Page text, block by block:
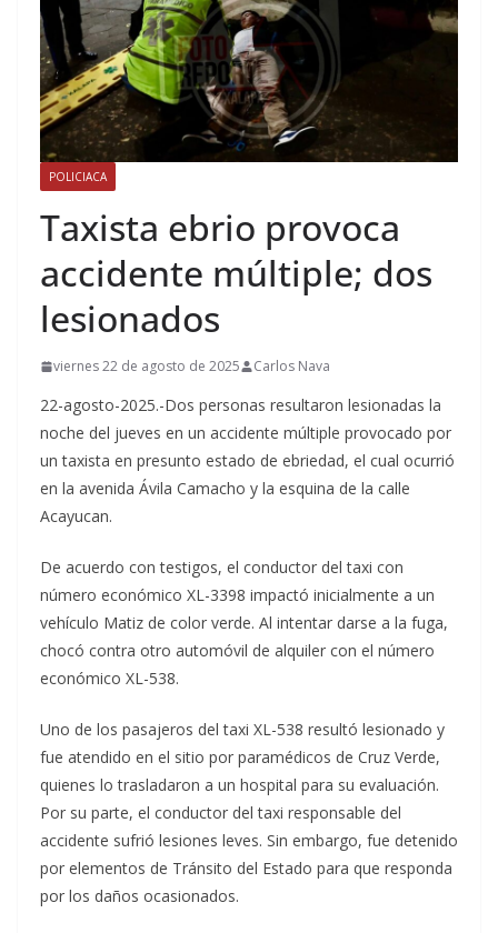
POLICIACA
Taxista ebrio provoca
accidente múltiple; dos
lesionados
viernes 22 de agosto de 2025 Carlos Nava
22-agosto-2025.-Dos personas resultaron lesionadas la
noche del jueves en un accidente múltiple provocado por
un taxista en presunto estado de ebriedad, el cual ocurrió
en la avenida Ávila Camacho y la esquina de la calle
Acayucan.
De acuerdo con testigos, el conductor del taxi con
número económico XL-3398 impactó inicialmente a un
vehículo Matiz de color verde. Al intentar darse a la fuga,
chocó contra otro automóvil de alquiler con el número
económico XL-538.
Uno de los pasajeros del taxi XL-538 resultó lesionado y
fue atendido en el sitio por paramédicos de Cruz Verde,
quienes lo trasladaron a un hospital para su evaluación.
Por su parte, el conductor del taxi responsable del
accidente sufrió lesiones leves. Sin embargo, fue detenido
por elementos de Tránsito del Estado para que responda
por los daños ocasionados.